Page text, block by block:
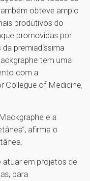
obteve amplo
produtivos do
promovidas por
premiadíssima
tem uma
com a
Collegue of Medicine,
e a
afirma o
atuar em projetos de
para